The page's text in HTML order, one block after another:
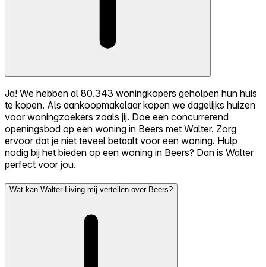
Ja! We hebben al 80.343 woningkopers geholpen hun huis
te kopen. Als aankoopmakelaar kopen we dagelijks huizen
voor woningzoekers zoals jij. Doe een concurrerend
openingsbod op een woning in Beers met Walter. Zorg
ervoor dat je niet teveel betaalt voor een woning. Hulp
nodig bij het bieden op een woning in Beers? Dan is Walter
perfect voor jou.
Wat kan Walter Living mij vertellen over Beers?